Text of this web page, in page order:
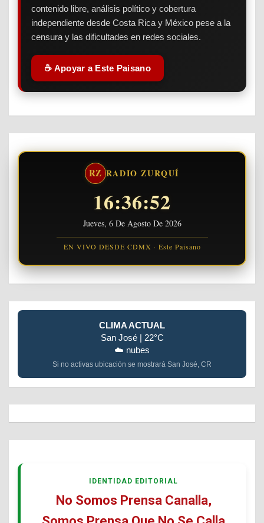
contenido libre, análisis político y cobertura
independiente desde Costa Rica y México pese a la
censura y las dificultades en redes sociales.
☕ Apoyar a Este Paisano
RZ RADIO ZURQUÍ
16:36:53
Jueves, 6 De Agosto De 2026
EN VIVO DESDE CDMX · Este Paisano
CLIMA ACTUAL
San José | 22°C
☁️ nubes
Si no activas ubicación se mostrará San José, CR
IDENTIDAD EDITORIAL
No Somos Prensa Canalla,